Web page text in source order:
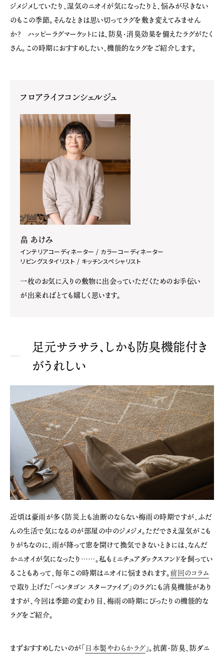
ジメジメしていたり、湿気のニオイが気になったりと、悩みが尽きない
のもこの季節。そんなときは思い切ってラグを敷き変えてみません
か？ ハッピーラグマーケットには、防臭・消臭効果を備えたラグがたく
さん。この時期におすすめしたい、機能的なラグをご紹介します。
フロアライフコンシェルジュ
畠 あけみ
インテリアコーディネーター / カラーコーディネーター
リビングスタイリスト / キッチンスペシャリスト
一枚のお気に入りの敷物に出会っていただくためのお手伝い
が出来ればとても嬉しく思います。
足元サラサラ、しかも防臭機能付き
がうれしい
近頃は豪雨が多く防災上も油断のならない梅雨の時期ですが、ふだ
んの生活で気になるのが部屋の中のジメジメ。ただでさえ湿気がこも
りがちなのに、雨が降って窓を開けて換気できないときには、なんだ
かニオイが気になったり……。私もミニチュアダックスフンドを飼ってい
ることもあって、毎年この時期はニオイに悩まされます。前回のコラム
で取り上げた「ペンタゴン スターファイブ」のラグにも消臭機能があり
ますが、今回は季節の変わり目、梅雨の時期にぴったりの機能的な
ラグをご紹介。
まずおすすめしたいのが「日本製やわらかラグ」。抗菌・防臭、防ダニ